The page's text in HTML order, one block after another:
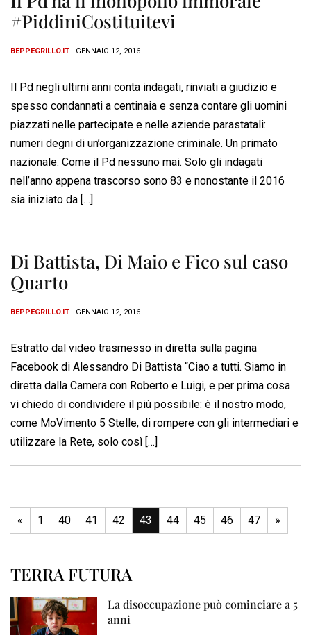
#PiddiniCostituitevi
BEPPEGRILLO.IT - GENNAIO 12, 2016
Il Pd negli ultimi anni conta indagati, rinviati a giudizio e
spesso condannati a centinaia e senza contare gli uomini
piazzati nelle partecipate e nelle aziende parastatali:
numeri degni di un’organizzazione criminale. Un primato
nazionale. Come il Pd nessuno mai. Solo gli indagati
nell’anno appena trascorso sono 83 e nonostante il 2016
sia iniziato da […]
Di Battista, Di Maio e Fico sul caso
Quarto
BEPPEGRILLO.IT - GENNAIO 12, 2016
Estratto dal video trasmesso in diretta sulla pagina
Facebook di Alessandro Di Battista “Ciao a tutti. Siamo in
diretta dalla Camera con Roberto e Luigi, e per prima cosa
vi chiedo di condividere il più possibile: è il nostro modo,
come MoVimento 5 Stelle, di rompere con gli intermediari e
utilizzare la Rete, solo così […]
« 1 40 41 42 43 44 45 46 47 »
TERRA FUTURA
La disoccupazione può cominciare a 5
anni